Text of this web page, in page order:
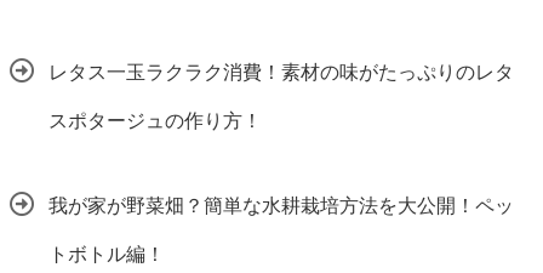
レタス一玉ラクラク消費！素材の味がたっぷりのレタ
スポタージュの作り方！
我が家が野菜畑？簡単な水耕栽培方法を大公開！ペッ
トボトル編！